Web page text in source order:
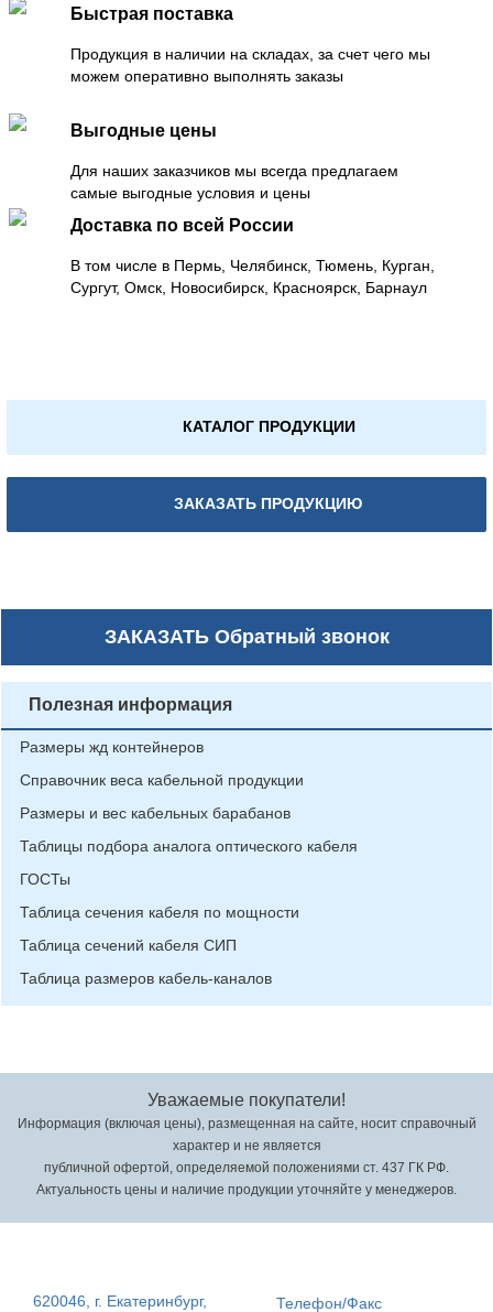
Быстрая поставка
Продукция в наличии на складах, за счет чего мы
можем оперативно выполнять заказы
Выгодные цены
Для наших заказчиков мы всегда предлагаем
самые выгодные условия и цены
Доставка по всей России
В том числе в Пермь, Челябинск, Тюмень, Курган,
Сургут, Омск, Новосибирск, Красноярск, Барнаул
КАТАЛОГ ПРОДУКЦИИ
ЗАКАЗАТЬ ПРОДУКЦИЮ
ЗАКАЗАТЬОбратный звонок
Полезная информация
Размеры жд контейнеров
Справочник веса кабельной продукции
Размеры и вес кабельных барабанов
Таблицы подбора аналога оптического кабеля
ГОСТы
Таблица сечения кабеля по мощности
Таблица сечений кабеля СИП
Таблица размеров кабель-каналов
Уважаемые покупатели!
Информация (включая цены), размещенная на сайте, носит справочный
характер и не является
публичной офертой, определяемой положениями ст. 437 ГК РФ.
Актуальность цены и наличие продукции уточняйте у менеджеров.
620046, г. Екатеринбург, Телефон/Факс